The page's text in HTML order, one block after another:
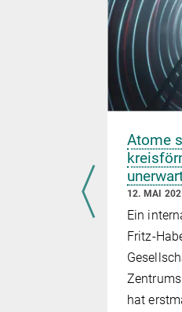
Atome
12. MAI
Ein
Fritz-
hat